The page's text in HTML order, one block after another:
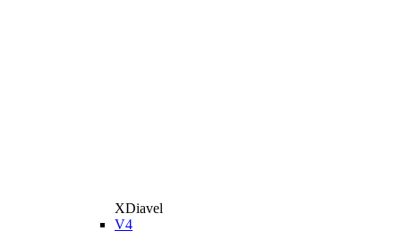
XDiavel
V4